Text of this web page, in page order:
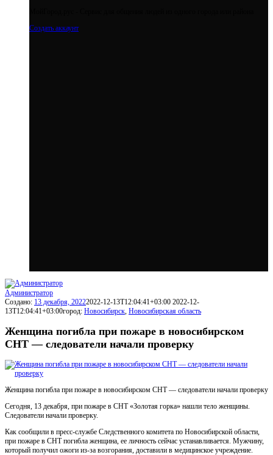
Создать аккаунт
Администратор
Создано: 13 декабря, 20222022-12-13T12:04:41+03:00 2022-12-
13T12:04:41+03:00город: Новосибирск, Новосибирская область
Женщина погибла при пожаре в новосибирском
СНТ — следователи начали проверку
Женщина погибла при пожаре в новосибирском СНТ — следователи начали проверку
Сегодня, 13 декабря, при пожаре в СНТ «Золотая горка» нашли тело женщины.
Следователи начали проверку.
Как сообщили в пресс-службе Следственного комитета по Новосибирской области,
при пожаре в СНТ погибла женщина, ее личность сейчас устанавливается. Мужчину,
который получил ожоги из-за возгорания, доставили в медицинское учреждение.